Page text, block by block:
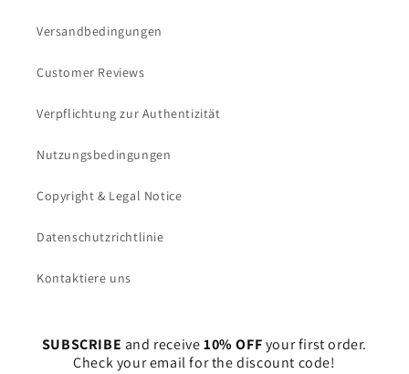
Versandbedingungen
Customer Reviews
Verpflichtung zur Authentizität
Nutzungsbedingungen
Copyright & Legal Notice
Datenschutzrichtlinie
Kontaktiere uns
SUBSCRIBE and receive10% OFFyour first order.
Check your email for the discount code!